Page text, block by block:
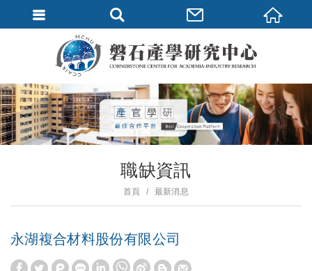
職缺資訊
首頁 最新消息
永湖複合材料股份有限公司